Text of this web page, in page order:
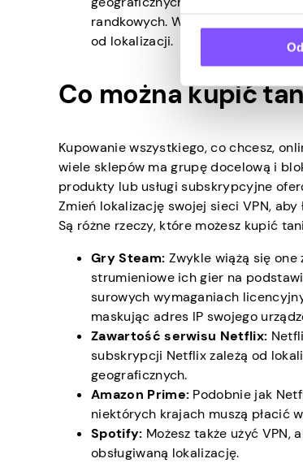
randkowych. W ten sposób
od lokalizacji.
Co można kupić
Kupowanie wszystkiego, co chcesz,
wiele sklepów ma grupę docelową i
produkty lub usługi subskrypcyjne
Zmień lokalizację swojej sieci VPN,
Są różne rzeczy, które możesz kupić
Gry Steam: Zwykle wiążą się
strumieniowe ich gier na
surowych wymaganiach
maskując adres IP swojego
Zawartość serwisu Netflix:
subskrypcji Netflix zależą od
geograficznych.
Amazon Prime: Podobnie jak
niektórych krajach muszą płacić
Spotify: Możesz także użyć
obsługiwaną lokalizację.